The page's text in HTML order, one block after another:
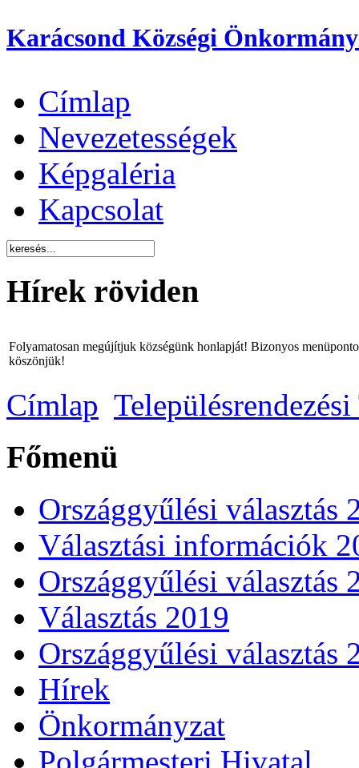
Karácsond Községi
Címlap
Nevezetességek
Képgaléria
Kapcsolat
Hírek röviden
Folyamatosan megújítjuk községünk honlapját! Bizonyos
köszönjük!
Címlap
Főmenü
Országgyűlési választás
Választási információk
Országgyűlési választás
Választás 2019
Országgyűlési választás
Hírek
Önkormányzat
Polgármesteri Hivatal